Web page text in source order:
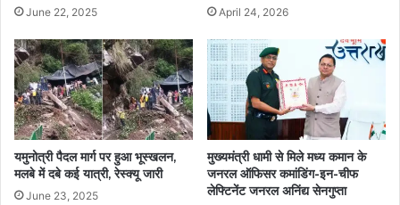
June 22, 2025 April 24, 2026
यमुनोत्री पैदल मार्ग पर हुआ भूस्खलन,
मलबे में दबे कई यात्री, रेस्क्यू जारी
June 23, 2025
मुख्यमंत्री धामी से मिले मध्य कमान के
जनरल ऑफिसर कमांडिंग-इन-चीफ
लेफ्टिनेंट जनरल अनिंद्य सेनगुप्ता